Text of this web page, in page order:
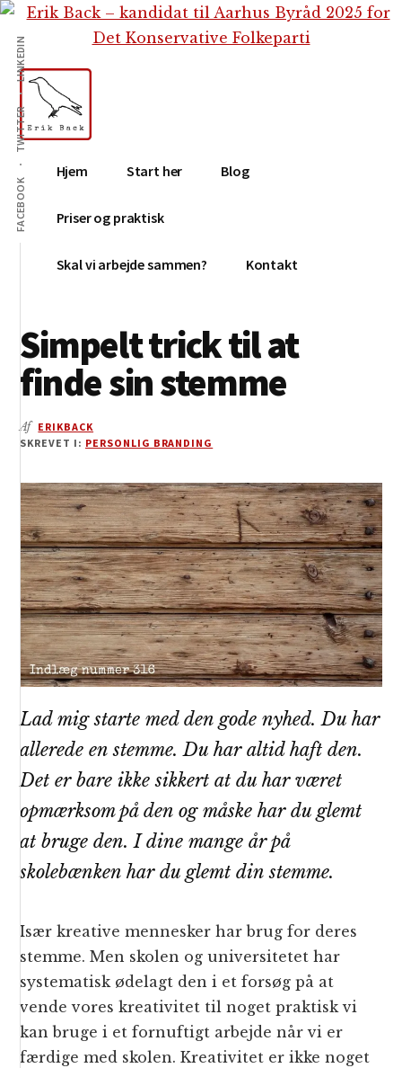
Skip
indhold
Gå
primær
sidebar
Skip
footer
Additional
menu
FACEBOOK
TWITTER
LINKEDIN
Erik
Back
Tekstforfatter,
content
creation,
blog,
medier
Hjem Start her Blog
Priser og praktisk
Skal vi arbejde sammen? Kontakt
Simpelt trick til at
finde sin stemme
Af ERIKBACK
SKREVET I: PERSONLIG BRANDING
Lad mig starte med den gode nyhed. Du har
allerede en stemme. Du har altid haft den.
Det er bare ikke sikkert at du har været
opmærksom på den og måske har du glemt
at bruge den. I dine mange år på
skolebænken har du glemt din stemme.
Især kreative mennesker har brug for deres
stemme. Men skolen og universitetet har
systematisk ødelagt den i et forsøg på at
vende vores kreativitet til noget praktisk vi
kan bruge i et fornuftigt arbejde når vi er
færdige med skolen. Kreativitet er ikke noget